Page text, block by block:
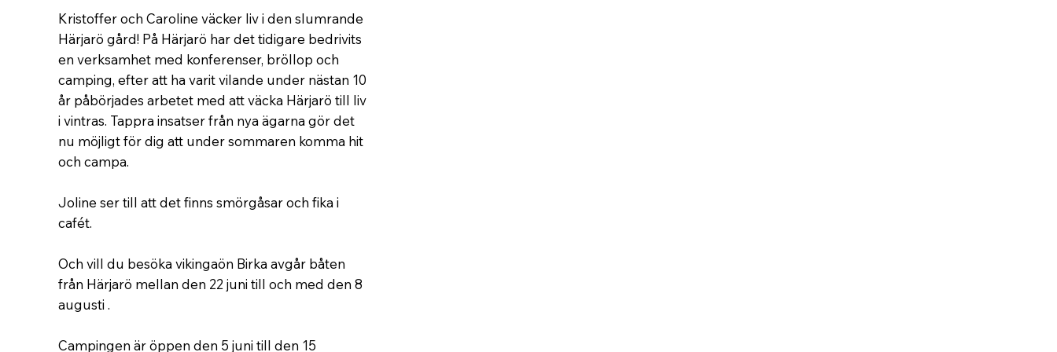
Kristoffer och Caroline väcker liv i den slumrande
Härjarö gård! På Härjarö har det tidigare bedrivits
en verksamhet med konferenser, bröllop och
camping, efter att ha varit vilande under nästan 10
år påbörjades arbetet med att väcka Härjarö till liv
i vintras. Tappra insatser från nya ägarna gör det
nu möjligt för dig att under sommaren komma hit
och campa.
Joline ser till att det finns smörgåsar och fika i
cafét.
Och vill du besöka vikingaön Birka avgår båten
från Härjarö mellan den 22 juni till och med den 8
augusti .
Campingen är öppen den 5 juni till den 15